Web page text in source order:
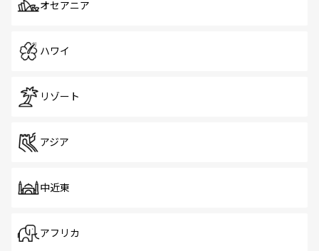
オセアニア
ハワイ
リゾート
アジア
中近東
アフリカ